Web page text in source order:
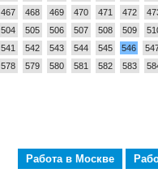
467 468 469 470 471 472
504 505 506 507 508 509
541 542 543 544 545 546
578 579 580 581 582 583
Работа в Москве